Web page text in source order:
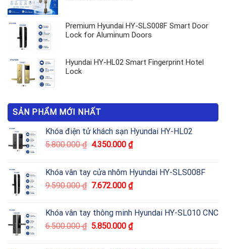
Premium Hyundai HY-SLS008F Smart Door
Lock for Aluminum Doors
Hyundai HY-HL02 Smart Fingerprint Hotel
Lock
SẢN PHẨM MỚI NHẤT
Khóa điện tử khách sạn Hyundai HY-HL02
5.800.000₫ 4.350.000 ₫
Khóa vân tay cửa nhôm Hyundai HY-SLS008F
9.590.000₫ 7.672.000 ₫
Khóa vân tay thông minh Hyundai HY-SL010 CNC
6.500.000₫ 5.850.000 ₫